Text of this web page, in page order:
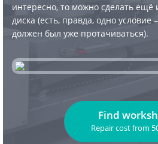
интересно, то можно сделать ещё
диска (есть, правда, одно условие
должен был уже протачиваться).
Find
Repair costfrom